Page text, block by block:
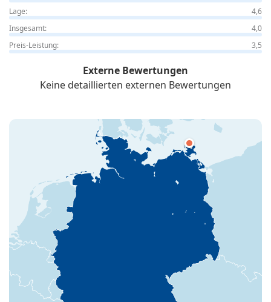
Lage:
4,6
Insgesamt:
4,0
Preis-Leistung:
3,5
Externe Bewertungen
Keine detaillierten externen Bewertungen